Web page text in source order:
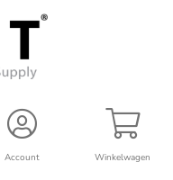
Winkelwagen
Account